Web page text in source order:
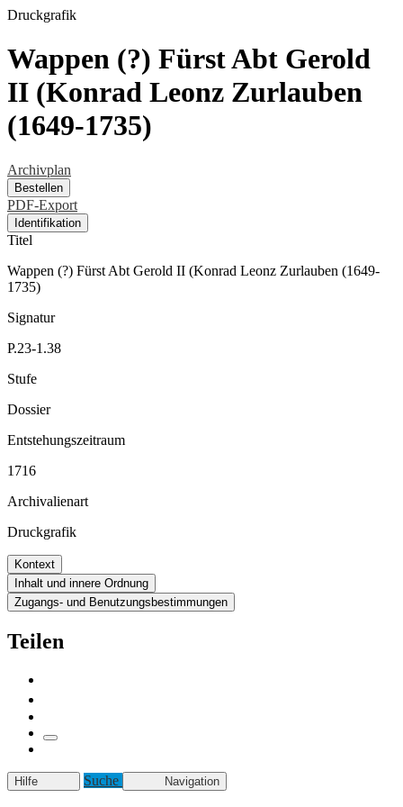
Druckgrafik
Wappen (?) Fürst Abt Gerold
II (Konrad Leonz Zurlauben
(1649-1735)
Archivplan
Bestellen
PDF-Export
Identifikation
Titel
Wappen (?) Fürst Abt Gerold II (Konrad Leonz Zurlauben (1649-
1735)
Signatur
P.23-1.38
Stufe
Dossier
Entstehungszeitraum
1716
Archivalienart
Druckgrafik
Kontext
Inhalt und innere Ordnung
Zugangs- und Benutzungsbestimmungen
Teilen
Hilfe Suche Navigation